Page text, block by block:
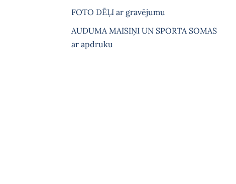
FOTO DĒĻI ar gravējumu
AUDUMA MAISIŅI UN SPORTA SOMAS
ar apdruku